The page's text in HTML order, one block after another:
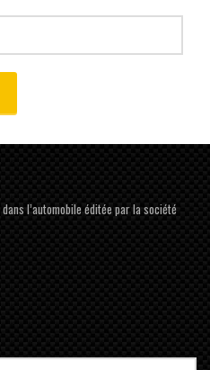
l’automobile éditée par la société